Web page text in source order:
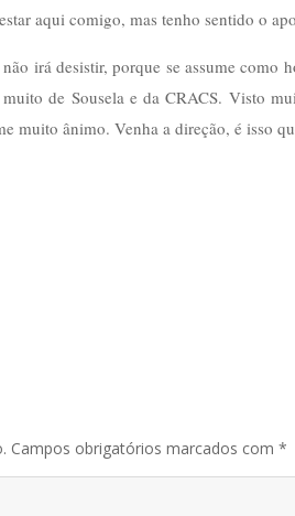
aqui comigo, mas tenho sentido o
irá desistir, porque se assume como
de Sousela e da CRACS. Visto
muito ânimo. Venha a direção, é isso
Campos obrigatórios marcados com*